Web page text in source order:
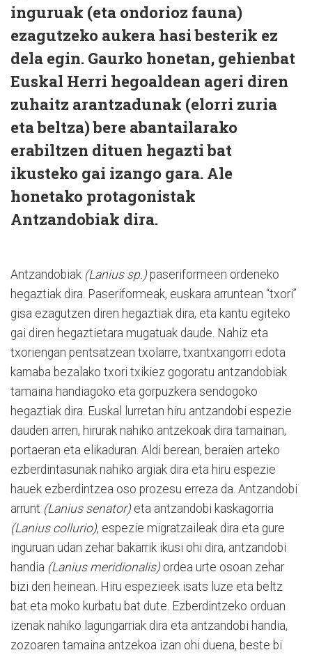
inguruak (eta ondorioz fauna)
ezagutzeko aukera hasi besterik ez
dela egin. Gaurko honetan, gehienbat
Euskal Herri hegoaldean ageri diren
zuhaitz arantzadunak (elorri zuria
eta beltza) bere abantailarako
erabiltzen dituen hegazti bat
ikusteko gai izango gara. Ale
honetako protagonistak
Antzandobiak dira.
Antzandobiak (Lanius sp.) paseriformeen ordeneko
hegaztiak dira. Paseriformeak, euskara arruntean “txori”
gisa ezagutzen diren hegaztiak dira, eta kantu egiteko
gai diren hegaztietara mugatuak daude. Nahiz eta
txoriengan pentsatzean txolarre, txantxangorri edota
karnaba bezalako txori txikiez gogoratu antzandobiak
tamaina handiagoko eta gorpuzkera sendogoko
hegaztiak dira. Euskal lurretan hiru antzandobi espezie
dauden arren, hirurak nahiko antzekoak dira tamainan,
portaeran eta elikaduran. Aldi berean, beraien arteko
ezberdintasunak nahiko argiak dira eta hiru espezie
hauek ezberdintzea oso prozesu erreza da. Antzandobi
arrunt (Lanius senator) eta antzandobi kaskagorria
(Lanius collurio), espezie migratzaileak dira eta gure
inguruan udan zehar bakarrik ikusi ohi dira, antzandobi
handia (Lanius meridionalis) ordea urte osoan zehar
bizi den heinean. Hiru espezieek isats luze eta beltz
bat eta moko kurbatu bat dute. Ezberdintzeko orduan
izenak nahiko lagungarriak dira eta antzandobi handia,
zozoaren tamaina antzekoa izan ohi duena, beste bi